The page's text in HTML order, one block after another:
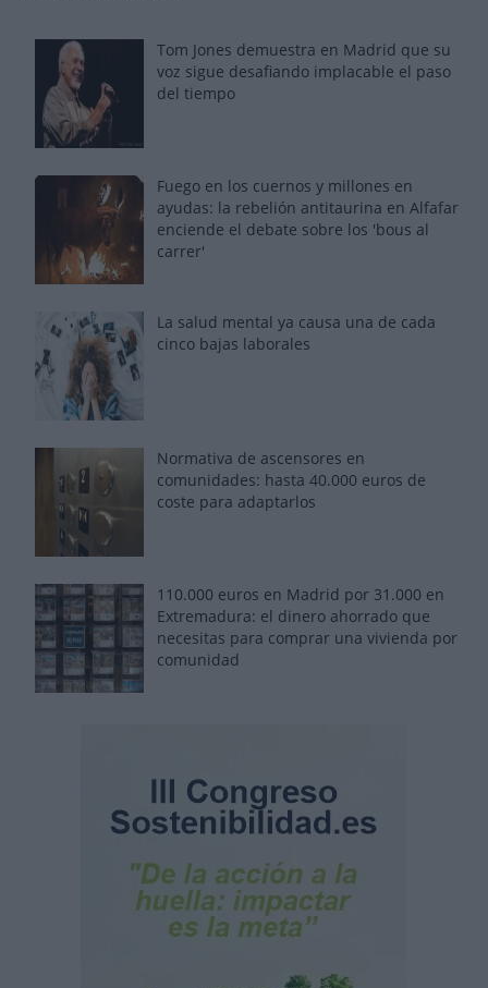
Tom Jones demuestra en Madrid que su
voz sigue desafiando implacable el paso
del tiempo
Fuego en los cuernos y millones en
ayudas: la rebelión antitaurina en Alfafar
enciende el debate sobre los 'bous al
carrer'
La salud mental ya causa una de cada
cinco bajas laborales
Normativa de ascensores en
comunidades: hasta 40.000 euros de
coste para adaptarlos
110.000 euros en Madrid por 31.000 en
Extremadura: el dinero ahorrado que
necesitas para comprar una vivienda por
comunidad